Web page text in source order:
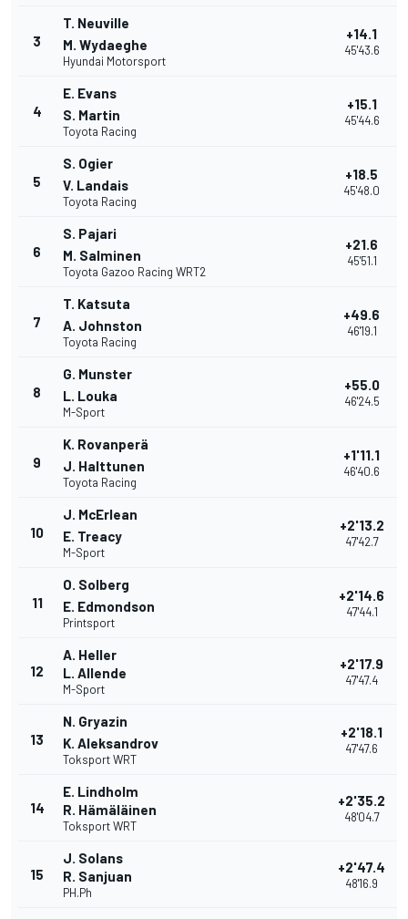
3
T. Neuville
M. Wydaeghe
Hyundai Motorsport
+14.1
45'43.6
4
E. Evans
S. Martin
Toyota Racing
+15.1
45'44.6
5
S. Ogier
V. Landais
Toyota Racing
+18.5
45'48.0
6
S. Pajari
M. Salminen
Toyota Gazoo Racing WRT2
+21.6
45'51.1
7
T. Katsuta
A. Johnston
Toyota Racing
+49.6
46'19.1
8
G. Munster
L. Louka
M-Sport
+55.0
46'24.5
9
K. Rovanperä
J. Halttunen
Toyota Racing
+1'11.1
46'40.6
10
J. McErlean
E. Treacy
M-Sport
+2'13.2
47'42.7
11
O. Solberg
E. Edmondson
Printsport
+2'14.6
47'44.1
12
A. Heller
L. Allende
M-Sport
+2'17.9
47'47.4
13
N. Gryazin
K. Aleksandrov
Toksport WRT
+2'18.1
47'47.6
14
E. Lindholm
R. Hämäläinen
Toksport WRT
+2'35.2
48'04.7
15
J. Solans
R. Sanjuan
PH.Ph
+2'47.4
48'16.9